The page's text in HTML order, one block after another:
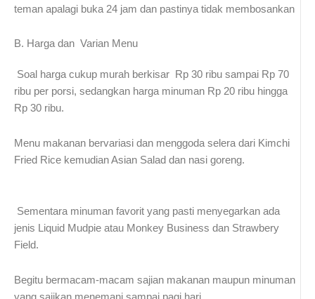
teman apalagi buka 24 jam dan pastinya tidak membosankan
B. Harga dan Varian Menu
Soal harga cukup murah berkisar Rp 30 ribu sampai Rp 70
ribu per porsi, sedangkan harga minuman Rp 20 ribu hingga
Rp 30 ribu.
Menu makanan bervariasi dan menggoda selera dari Kimchi
Fried Rice kemudian Asian Salad dan nasi goreng.
Sementara minuman favorit yang pasti menyegarkan ada
jenis Liquid Mudpie atau Monkey Business dan Strawbery
Field.
Begitu bermacam-macam sajian makanan maupun minuman